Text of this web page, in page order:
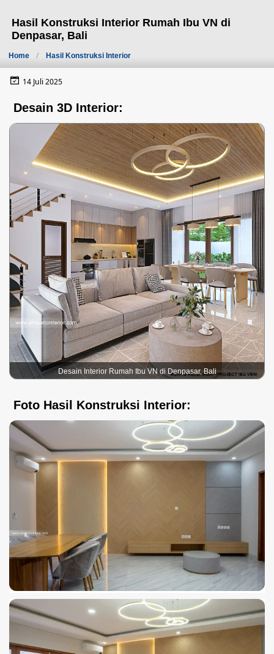
Hasil Konstruksi Interior Rumah Ibu VN di
Denpasar, Bali
Home Hasil Konstruksi Interior
14 Juli 2025
Desain 3D Interior:
Desain Interior Rumah Ibu VN di Denpasar, Bali
Foto Hasil Konstruksi Interior: